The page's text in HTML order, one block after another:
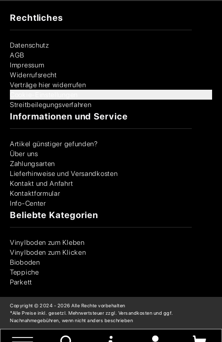
Rechtliches
Datenschutz
AGB
Impressum
Widerrufsrecht
Verträge hier widerrufen
Streitbeilegungsverfahren
Informationen und Service
Artikel günstiger gefunden?
Über uns
Zahlungsarten
Lieferhinweise und Versandkosten
Kontakt und Anfahrt
Kontaktformular
Info-Center
Beliebte Kategorien
Vinylboden zum Kleben
Vinylboden zum Klicken
Bioboden
Teppiche
Parkett
Copyright © 2024 - 2026 Alle Rechte vorbehalten
*Alle Preise inkl. gesetzl. Mehrwertsteuer zzgl. Versandkosten und ggf.
Nachnahmegebühren, wenn nicht anders beschrieben